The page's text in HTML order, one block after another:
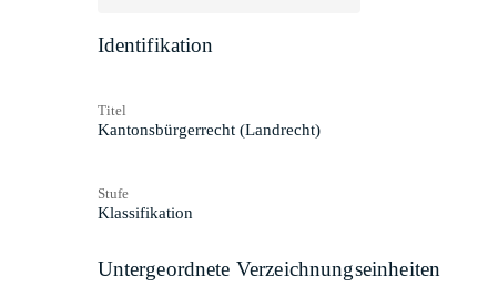
Identifikation
Titel
Kantonsbürgerrecht (Landrecht)
Stufe
Klassifikation
Untergeordnete Verzeichnungseinheiten